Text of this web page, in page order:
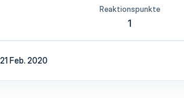
Reaktionspunkte
1
21 Feb. 2020